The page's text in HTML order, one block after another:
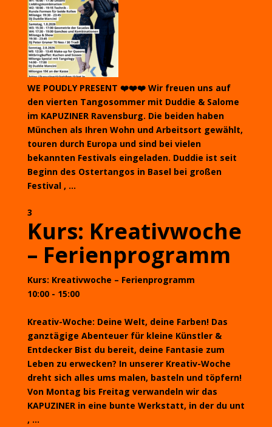
WE POUDLY PRESENT ❤️❤️❤️ Wir freuen uns auf
den vierten Tangosommer mit Duddie & Salome
im KAPUZINER Ravensburg. Die beiden haben
München als Ihren Wohn und Arbeitsort gewählt,
touren durch Europa und sind bei vielen
bekannten Festivals eingeladen. Duddie ist seit
Beginn des Ostertangos in Basel bei großen
Festival , ...
3
Kurs: Kreativwoche
– Ferienprogramm
Kurs: Kreativwoche – Ferienprogramm
10:00 - 15:00
Kreativ-Woche: Deine Welt, deine Farben! Das
ganztägige Abenteuer für kleine Künstler &
Entdecker Bist du bereit, deine Fantasie zum
Leben zu erwecken? In unserer Kreativ-Woche
dreht sich alles ums malen, basteln und töpfern!
Von Montag bis Freitag verwandeln wir das
KAPUZINER in eine bunte Werkstatt, in der du unt
, ...